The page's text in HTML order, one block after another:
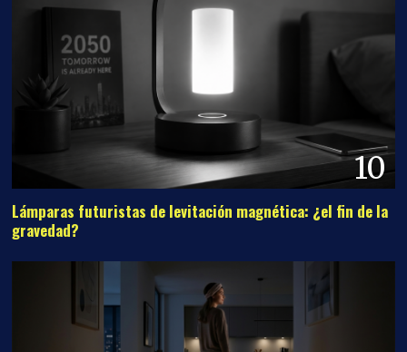
10
Lámparas futuristas de levitación magnética: ¿el fin de la
gravedad?